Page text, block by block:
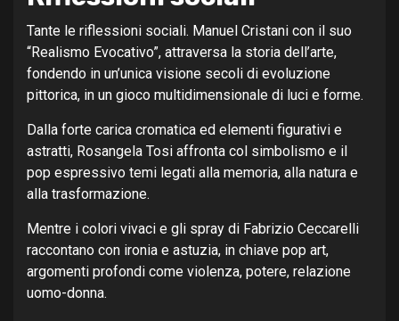
Tante le riflessioni sociali. Manuel Cristani con il suo
“Realismo Evocativo”, attraversa la storia dell’arte,
fondendo in un’unica visione secoli di evoluzione
pittorica, in un gioco multidimensionale di luci e forme.
Dalla forte carica cromatica ed elementi figurativi e
astratti, Rosangela Tosi affronta col simbolismo e il
pop espressivo temi legati alla memoria, alla natura e
alla trasformazione.
Mentre i colori vivaci e gli spray di Fabrizio Ceccarelli
raccontano con ironia e astuzia, in chiave pop art,
argomenti profondi come violenza, potere, relazione
uomo-donna.